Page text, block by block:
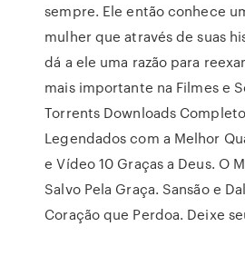
sempre. Ele então conhece
mulher que através de suas
dá a ele uma razão para
mais importante na Filmes e
Torrents Downloads
Legendados com a Melhor
e Vídeo 10 Graças a Deus. O
Salvo Pela Graça. Sansão e
Coração que Perdoa. Deixe